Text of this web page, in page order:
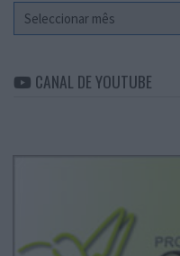
Arquivo
CANAL DE YOUTUBE